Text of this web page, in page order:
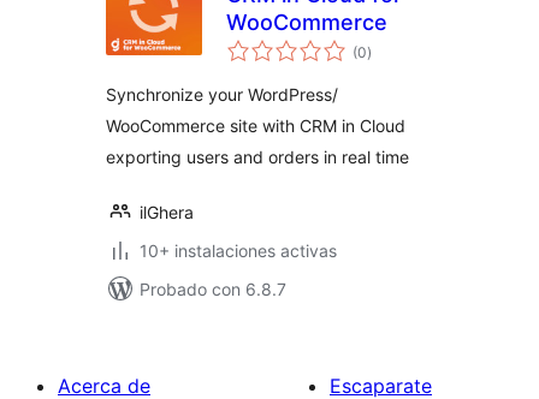
WooCommerce
(0total
de
)
Synchronize your WordPress/
WooCommerce site with CRM in Cloud
exporting users and orders in real time
ilGhera
10+ instalaciones activas
Probado con 6.8.7
Acerca de
Escaparate